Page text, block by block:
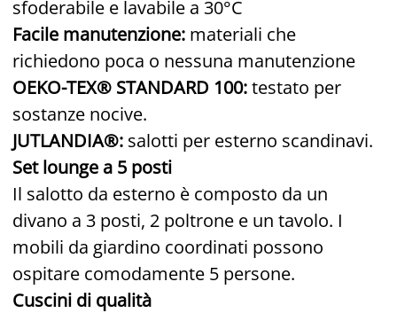
sfoderabile e lavabile a 30°C
Facile manutenzione: materiali che
richiedono poca o nessuna manutenzione
OEKO-TEX® STANDARD 100:testato per
sostanze nocive.
JUTLANDIA®: salotti per esterno scandinavi.
Set lounge a 5 posti
Il salotto da esterno è composto da un
divano a 3 posti, 2 poltrone e un tavolo. I
mobili da giardino coordinati possono
ospitare comodamente 5 persone.
Cuscini di qualità